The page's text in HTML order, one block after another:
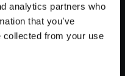
analytics partners who
that you’ve
collected from your use
MAY CRY 5 Ori
Legacy （D
Theme）